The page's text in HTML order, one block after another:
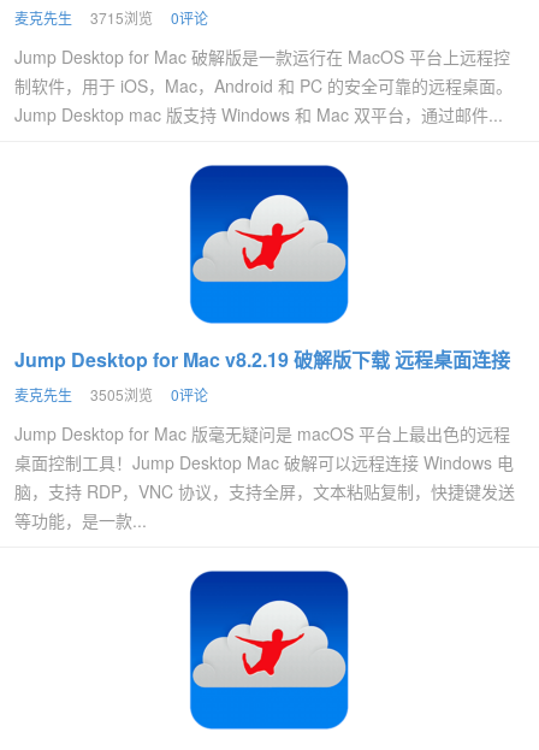
麦克先生 3715浏览 0评论
Jump Desktop for Mac 破解版是一款运行在 MacOS 平台上远程控
制软件，用于 iOS，Mac，Android 和 PC 的安全可靠的远程桌面。
Jump Desktop mac 版支持 Windows 和 Mac 双平台，通过邮件...
Jump Desktop for Mac v8.2.19 破解版下载 远程桌面连接
麦克先生 3505浏览 0评论
Jump Desktop for Mac 版毫无疑问是 macOS 平台上最出色的远程
桌面控制工具！Jump Desktop Mac 破解可以远程连接 Windows 电
脑，支持 RDP，VNC 协议，支持全屏，文本粘贴复制，快捷键发送
等功能，是一款...